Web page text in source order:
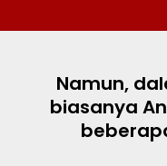
Namun,
biasanya